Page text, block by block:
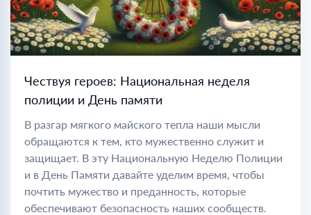
Чествуя героев: Национальная неделя
полиции и День памяти
В разгар мягкого майского тепла наши мысли
обращаются к тем, кто мужественно служит и
защищает. В эту Национальную Неделю Полиции
и в День Памяти давайте уделим время, чтобы
почтить мужество и преданность, которые
обеспечивают безопасность наших сообществ.